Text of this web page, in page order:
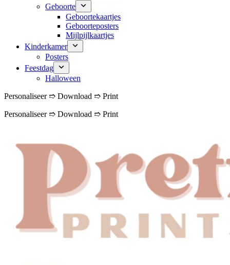
Geboorte
Geboortekaartjes
Geboorteposters
Mijlpijlkaartjes
Kinderkamer
Posters
Feestdag
Halloween
Personaliseer ➱ Download ➱ Print
Personaliseer ➱ Download ➱ Print